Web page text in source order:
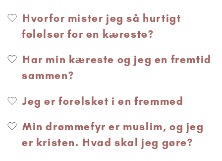
Hvorfor mister jeg så hurtigt
følelser for en kæreste?
Har min kæreste og jeg en fremtid
sammen?
Jeg er forelsket i en fremmed
Min drømmefyr er muslim, og jeg
er kristen. Hvad skal jeg gøre?